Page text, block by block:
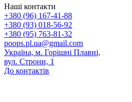
Наші контакти
+380 (96) 167-41-88
+380 (93) 018-56-92
+380 (95) 763-81-32
poops.pl.ua@gmail.com
Україна, м. Горішні Плавні,
вул. Строни, 1
До контактів